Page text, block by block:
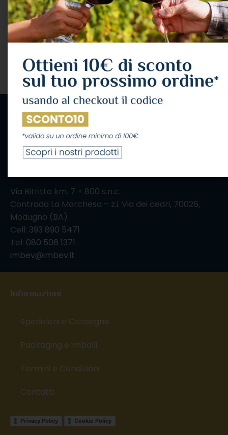
VINI,VINO ROSATO
Cantine del Notaio
12,95€ IVA Inclusa
VINI,VINO ROSATO
Az. Vinicola
Mastroberardino
LEGGI TUTTO
IL CONSUMO ECCESSIVO DI ALCOL NUOCE ALLA
Via Bitritto km. 7 + 800 s.n.c.
Contrada La Marchesa – z.i. Via dei cedri, 70026,
Modugno (BA)
Cell: 393 890 5471
Tel: 080 506 1371
imbev@imbev.it
Informazioni
Spedizioni e Consegne
Packaging e imballi
Termini e Condizioni
Contatti
Privacy Policy Cookie Policy